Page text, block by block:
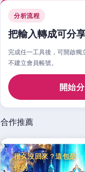
🧮
花旗骰Cr 花旗骰Cr 花
分析流程
把輸入轉成可分
完成任一工具後，可開啟獨
不建立會員帳號。
開始
合作推薦
很久沒回來？這包是
你的